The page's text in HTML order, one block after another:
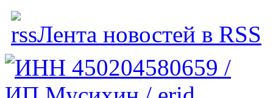
Лента новостей в RSS